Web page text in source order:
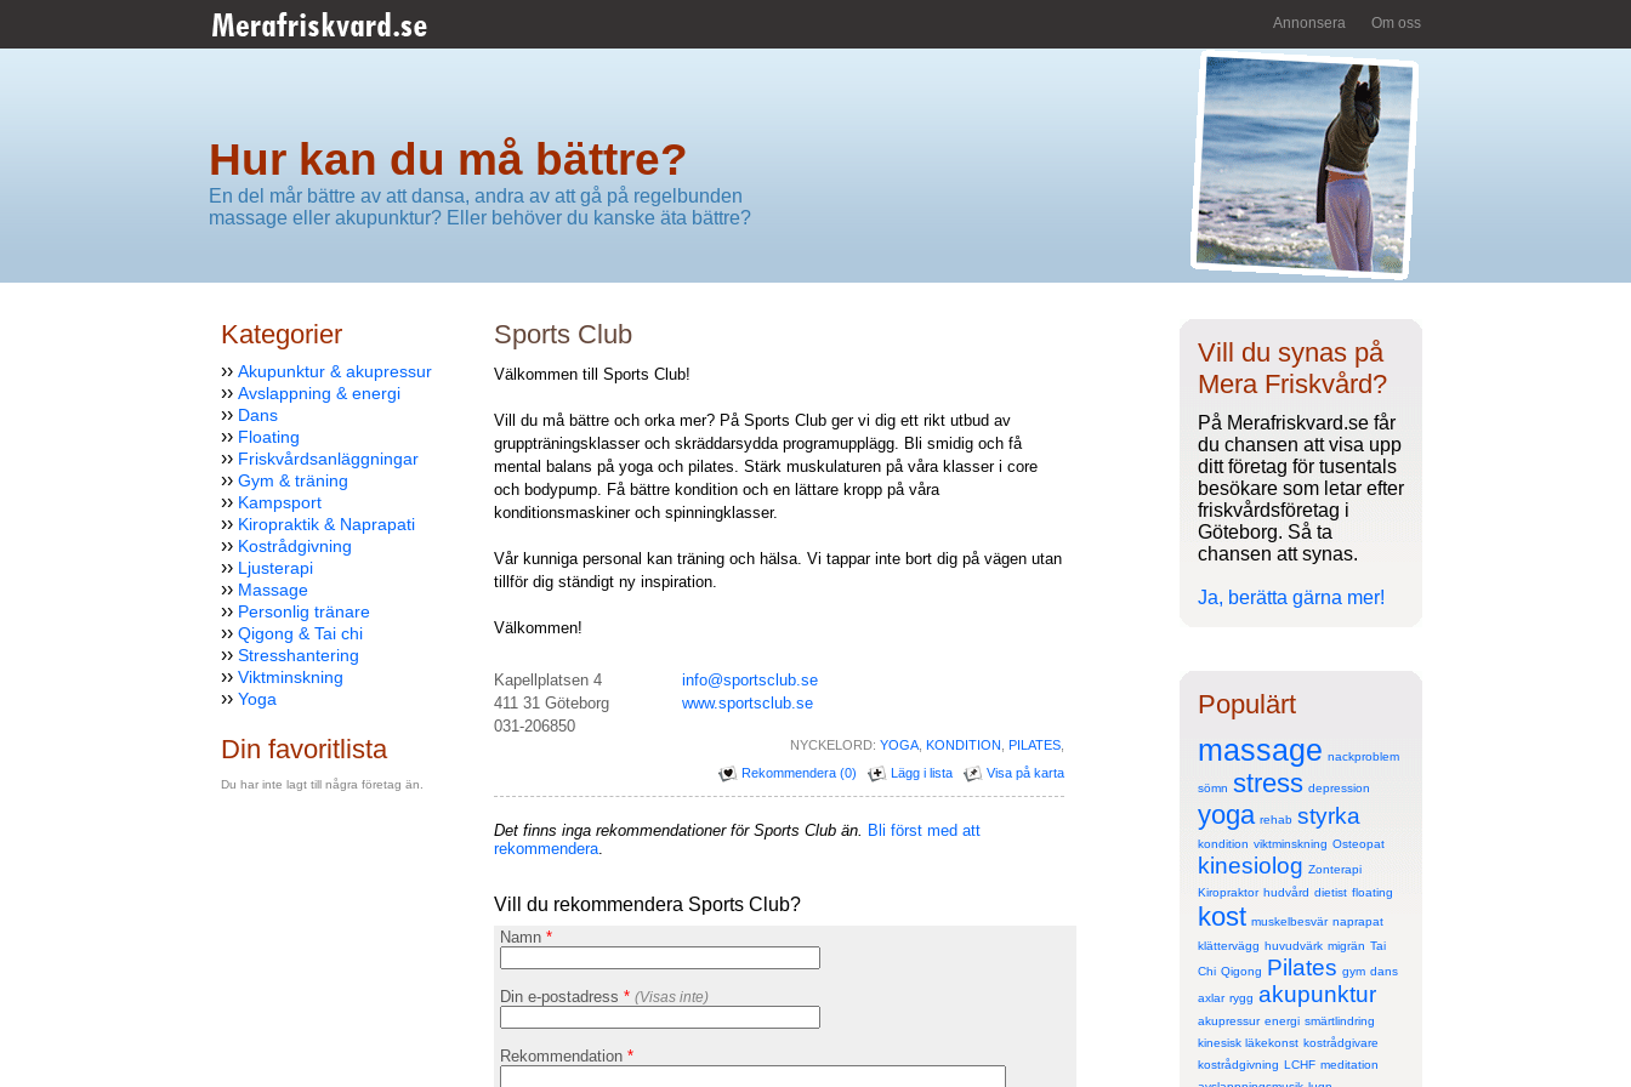
Annonsera Om oss
Hur kan du må bättre?
En del mår bättre av att dansa, andra av att gå på regelbunden
massage eller akupunktur? Eller behöver du kanske äta bättre?
Kategorier
›› Akupunktur & akupressur
›› Avslappning & energi
›› Dans
›› Floating
›› Friskvårdsanläggningar
›› Gym & träning
›› Kampsport
›› Kiropraktik & Naprapati
›› Kostrådgivning
›› Ljusterapi
›› Massage
›› Personlig tränare
›› Qigong & Tai chi
›› Stresshantering
›› Viktminskning
›› Yoga
Din favoritlista
Du har inte lagt till några företag än.
Sports Club
Välkommen till Sports Club!
Vill du må bättre och orka mer? På Sports Club ger vi dig ett rikt utbud av
gruppträningsklasser och skräddarsydda programupplägg. Bli smidig och få
mental balans på yoga och pilates. Stärk muskulaturen på våra klasser i core
och bodypump. Få bättre kondition och en lättare kropp på våra
konditionsmaskiner och spinningklasser.
Vår kunniga personal kan träning och hälsa. Vi tappar inte bort dig på vägen utan
tillför dig ständigt ny inspiration.
Välkommen!
Kapellplatsen 4
411 31 Göteborg
031-206850
info@sportsclub.se
www.sportsclub.se
NYCKELORD: YOGA KONDITION PILATES
Rekommendera (0)
Lägg i lista Visa på karta
Det finns inga rekommendationer för Sports Club än. Bli först med att
rekommendera.
Vill du rekommendera Sports Club?
Namn *
Din e-postadress * (Visas inte)
Rekommendation *
Vill du synas på
Mera Friskvård?
På Merafriskvard.se får
du chansen att visa upp
ditt företag för tusentals
besökare som letar efter
friskvårdsföretag i
Göteborg. Så ta
chansen att synas.
Ja, berätta gärna mer!
Populärt
massage nackproblem
sömn stress depression
yoga rehab styrka
kondition viktminskning Osteopat
kinesiolog Zonterapi
Kiropraktor hudvård dietist floating
kost muskelbesvär naprapat
klättervägg huvudvärk migrän Tai
Chi Qigong Pilates gym dans
axlar rygg akupunktur
akupressur energi smärtlindring
kinesisk läkekonst kostrådgivare
kostrådgivning LCHF meditation